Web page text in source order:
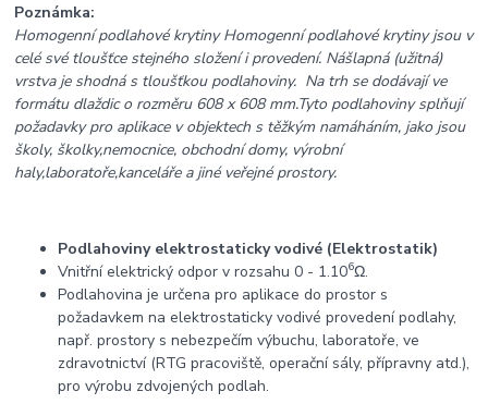
Poznámka:
Homogenní podlahové krytiny Homogenní podlahové krytiny jsou v
celé své tloušťce stejného složení i provedení. Nášlapná (užitná)
vrstva je shodná s tloušťkou podlahoviny. Na trh se dodávají ve
formátu dlaždic o rozměru 608 x 608 mm.Tyto podlahoviny splňují
požadavky pro aplikace v objektech s těžkým namáháním, jako jsou
školy, školky,nemocnice, obchodní domy, výrobní
haly,laboratoře,kanceláře a jiné veřejné prostory.
Podlahoviny elektrostaticky vodivé (Elektrostatik)
Vnitřní elektrický odpor v rozsahu 0 - 1.106Ω.
Podlahovina je určena pro aplikace do prostor s
požadavkem na elektrostaticky vodivé provedení podlahy,
např. prostory s nebezpečím výbuchu, laboratoře, ve
zdravotnictví (RTG pracoviště, operační sály, přípravny atd.),
pro výrobu zdvojených podlah.